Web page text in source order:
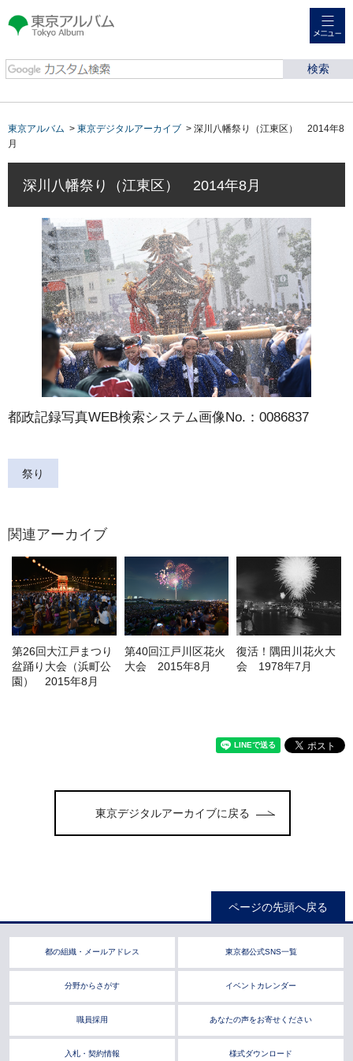
東京アルバム Tokyo
Album
東京アルバム > 東京デジタルアーカイブ > 深川八幡祭り（江東区） 2014年8
月
深川八幡祭り（江東区） 2014年8月
都政記録写真WEB検索システム画像No.：0086837
祭り
関連アーカイブ
第26回大江戸まつり
盆踊り大会（浜町公
園） 2015年8月
第40回江戸川区花火
大会 2015年8月
復活！隅田川花火大
会 1978年7月
東京デジタルアーカイブに戻る
ページの先頭へ戻る
都の組織・メールアドレス 東京都公式SNS一覧
分野からさがす イベントカレンダー
職員採用 あなたの声をお寄せください
入札・契約情報 様式ダウンロード